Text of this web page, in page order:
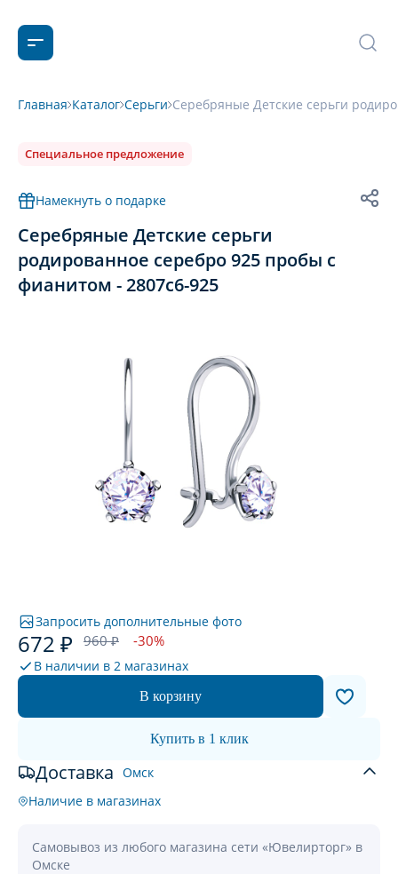
Главная Каталог Серьги Серебряные Детские серьги
Специальное предложение
Намекнуть о подарке
Серебряные Детские серьги
родированное серебро 925 пробы с
фианитом - 2807с6-925
Запросить дополнительные фото
672 ₽ 960 ₽ -30%
В наличии в 2 магазинах
В корзину
Купить в 1 клик
Доставка Омск
Наличие в магазинах
Самовывоз из любого магазина сети «Ювелирторг» в
Омске